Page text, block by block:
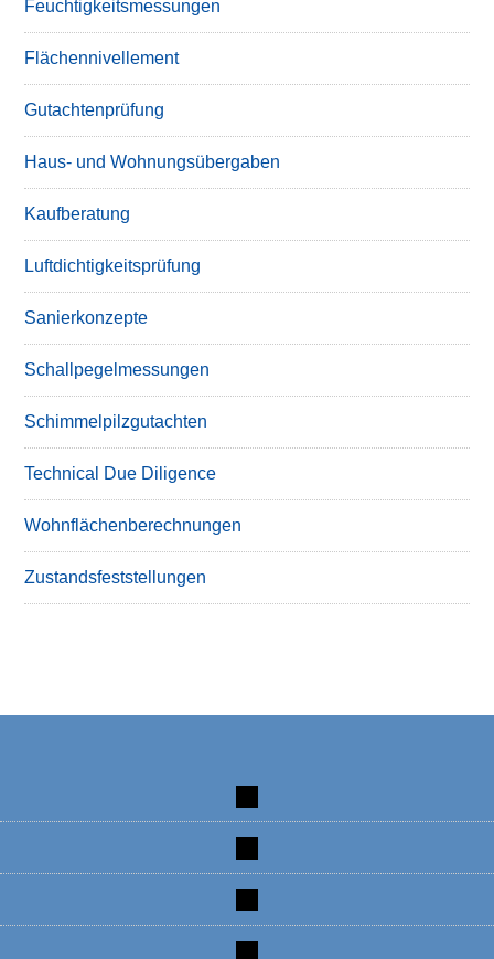
Feuchtigkeitsmessungen
Flächennivellement
Gutachtenprüfung
Haus- und Wohnungsübergaben
Kaufberatung
Luftdichtigkeitsprüfung
Sanierkonzepte
Schallpegelmessungen
Schimmelpilzgutachten
Technical Due Diligence
Wohnflächenberechnungen
Zustandsfeststellungen